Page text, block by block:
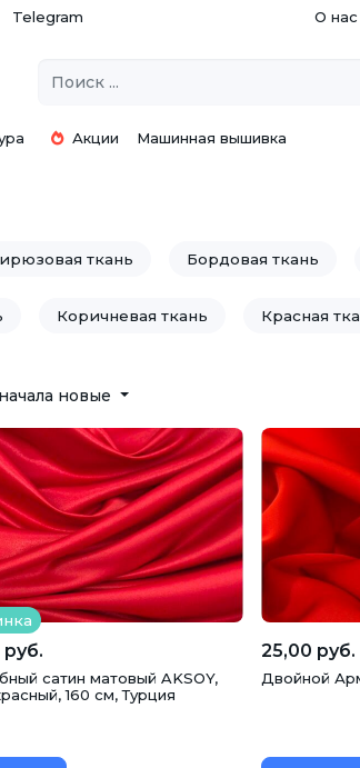
Telegram О нас
Акции Машинная вышивка
ткань Бордовая ткань
Коричневая ткань Красная
Синяя ткань Сиреневая ткань
новые
руб.
сатин матовый AKSOY,
160 см, Турция
25,00 руб.
Двойной